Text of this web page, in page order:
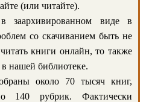
(или читайте).
заархивированном виде в
со скачиванием быть не
книги онлайн, то также
в нашей библиотеке.
около 70 тысяч книг,
140 рубрик. Фактически